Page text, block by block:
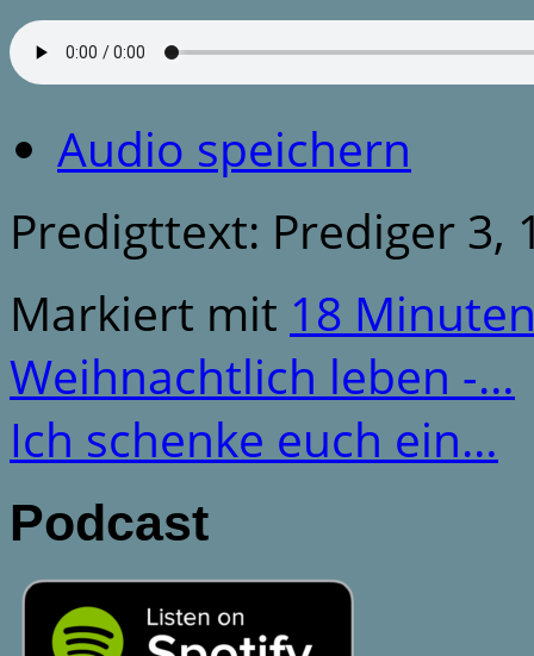
Audio speichern
Predigttext: Prediger 3,
Markiert mit 18
Weihnachtlich leben -…
Ich schenke euch ein…
Podcast